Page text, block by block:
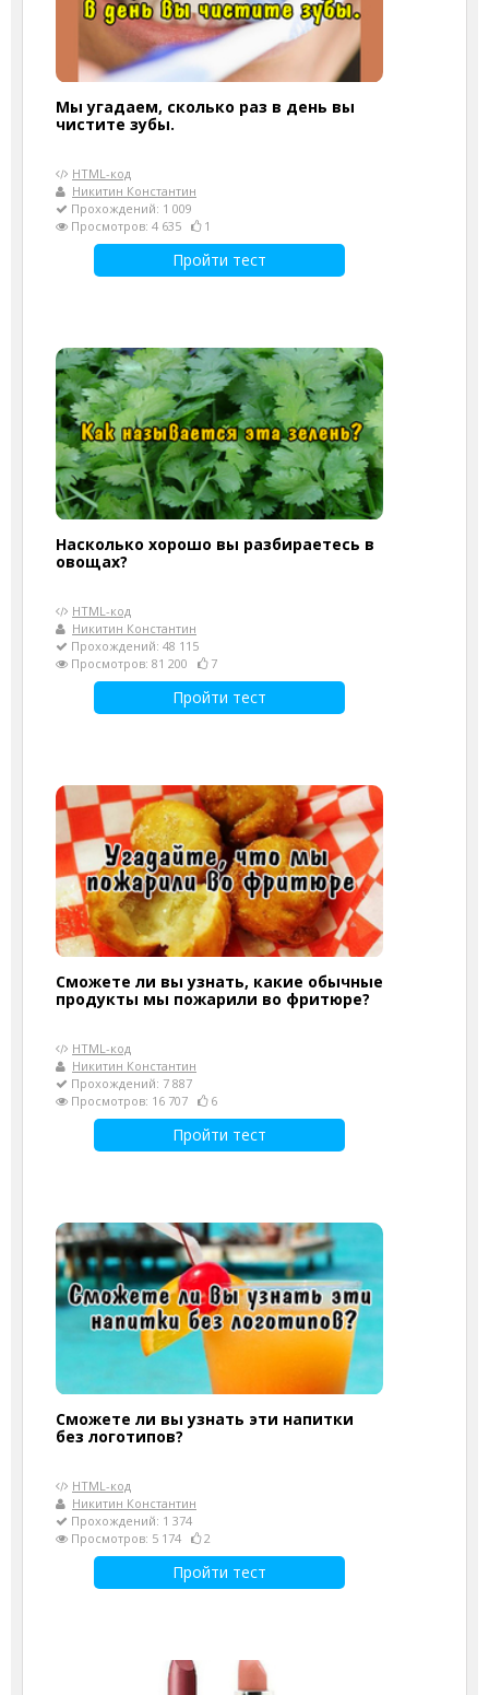
Мы угадаем, сколько раз в день вы
чистите зубы.
HTML-код
Никитин Константин
Прохождений: 1 009
Просмотров: 4 635
1
Пройти тест
Насколько хорошо вы разбираетесь в
овощах?
HTML-код
Никитин Константин
Прохождений: 48 115
Просмотров: 81 200
7
Пройти тест
Сможете ли вы узнать, какие обычные
продукты мы пожарили во фритюре?
HTML-код
Никитин Константин
Прохождений: 7 887
Просмотров: 16 707
6
Пройти тест
Сможете ли вы узнать эти напитки
без логотипов?
HTML-код
Никитин Константин
Прохождений: 1 374
Просмотров: 5 174
2
Пройти тест